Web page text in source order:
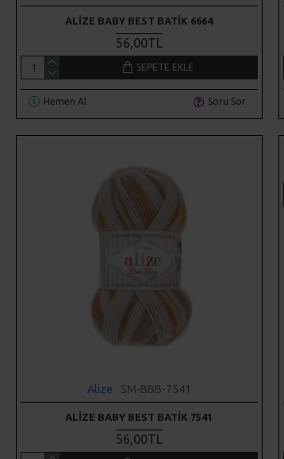
ALIZE BABY BEST BATIK 6664
56,00TL
SEPETE EKLE
Hemen Al Soru Sor
Alize SM-BBB-7541
ALIZE BABY BEST BATIK 7541
56,00TL